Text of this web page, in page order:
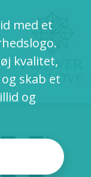
med et
kvalitet,
skab et
og